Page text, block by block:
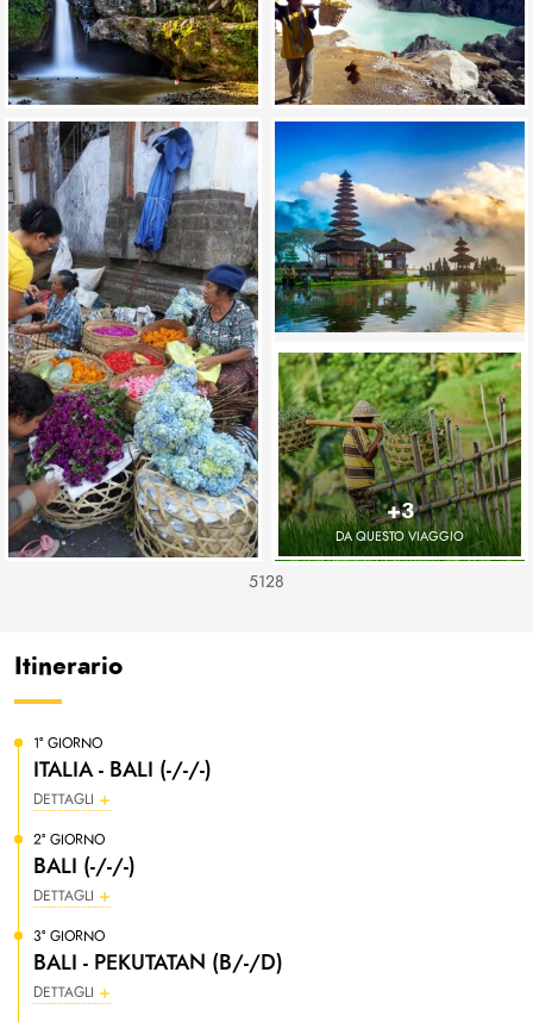
+3
DA QUESTO VIAGGIO
5128
Itinerario
1° GIORNO
ITALIA - BALI (-/-/-)
DETTAGLI
2° GIORNO
BALI (-/-/-)
DETTAGLI
3° GIORNO
BALI - PEKUTATAN (B/-/D)
DETTAGLI